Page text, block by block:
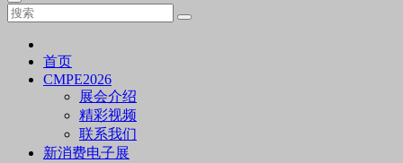
首页
CMPE2026
展会介绍
精彩视频
联系我们
新消费电子展